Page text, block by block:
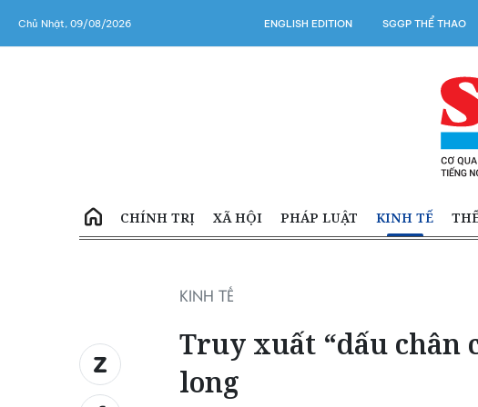
Chủ Nhật, 09/08/2026 ENGLISH EDITION SGGP THỂ THAO
CHÍNH TRỊ XÃ HỘI PHÁP LUẬT KINH TẾ
KINH TẾ
Truy xuất “dấu chân
long